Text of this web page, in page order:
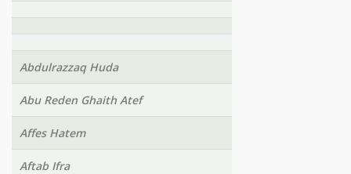
Abdulrazzaq Huda
Abu Reden Ghaith Atef
Affes Hatem
Aftab Ifra